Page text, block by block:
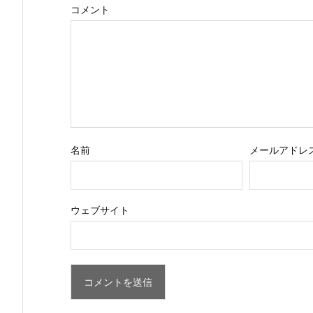
コメント
名前 メールアドレ
ウェブサイト